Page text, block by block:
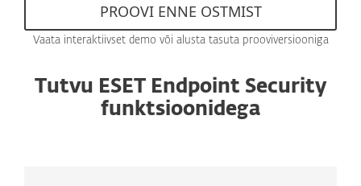
PROOVI ENNE OSTMIST
Vaata interaktiivset demo või alusta tasuta prooviversiooniga
Tutvu ESET Endpoint Security
funktsioonidega